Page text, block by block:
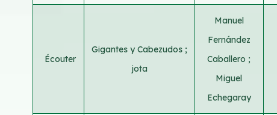
Écouter
Gigantes y Cabezudos ;
jota
Manuel
Fernández
Caballero ;
Miguel
Echegaray